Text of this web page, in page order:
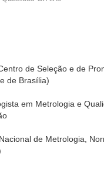
de Seleção e de
de Brasília)
em Metrologia e
de Metrologia,